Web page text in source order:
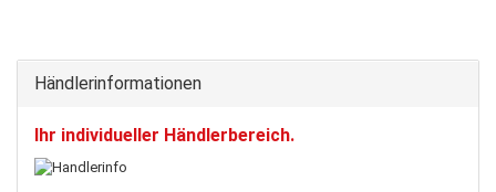
Händlerinformationen
Ihr individueller Händlerbereich.